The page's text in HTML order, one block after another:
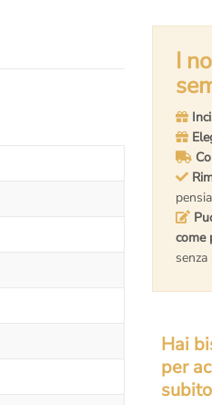
I
come
Hai
per
subito